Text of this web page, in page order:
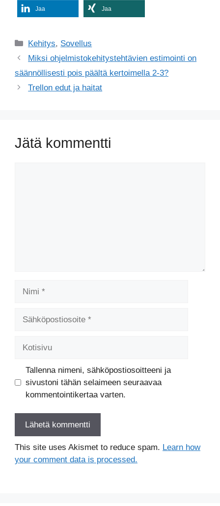
Jaa Jaa
Kategoriat
Kehitys, Sovellus
Miksi ohjelmistokehitystehtävien estimointi on
säännöllisesti pois päältä kertoimella 2-3?
Trellon edut ja haitat
Jätä kommentti
Tallenna nimeni, sähköpostiosoitteeni ja
sivustoni tähän selaimeen seuraavaa
kommentointikertaa varten.
This site uses Akismet to reduce spam. Learn how
your comment data is processed.